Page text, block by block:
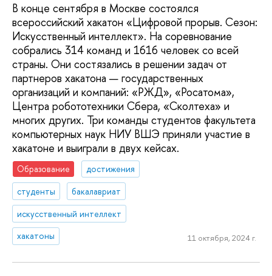
В конце сентября в Москве состоялся
всероссийский хакатон «Цифровой прорыв. Сезон:
Искусственный интеллект». На соревнование
собрались 314 команд и 1616 человек со всей
страны. Они состязались в решении задач от
партнеров хакатона — государственных
организаций и компаний: «РЖД», «Росатома»,
Центра робототехники Сбера, «Сколтеха» и
многих других. Три команды студентов факультета
компьютерных наук НИУ ВШЭ приняли участие в
хакатоне и выиграли в двух кейсах.
Образование
достижения
студенты
бакалавриат
искусственный интеллект
хакатоны
11 октября, 2024 г.